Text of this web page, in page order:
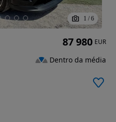
1 / 6
87 980 EUR
Dentro da média